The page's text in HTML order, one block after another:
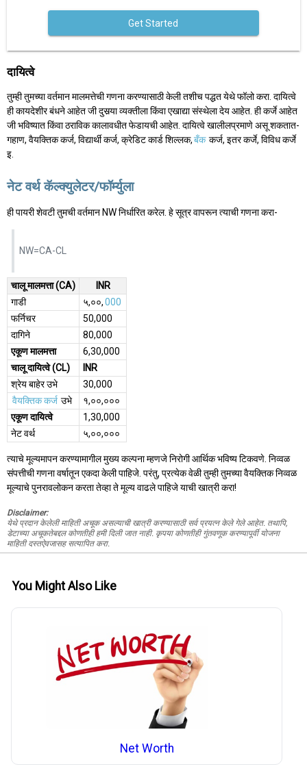
Get Started
दायित्वे
तुम्‍ही तुमच्‍या वर्तमान मालमत्तेची गणना करण्‍यासाठी केली तशीच पद्धत येथे फॉलो करा. दायित्वे
ही कायदेशीर बंधने आहेत जी दुसर्‍या व्यक्तीला किंवा एखाद्या संस्थेला देय आहेत. ही कर्जे आहेत
जी भविष्यात किंवा ठराविक कालावधीत फेडायची आहेत. दायित्वे खालीलप्रमाणे असू शकतात-
गहाण, वैयक्तिक कर्ज, विद्यार्थी कर्ज, क्रेडिट कार्ड शिल्लक,बँक कर्ज, इतर कर्जे, विविध कर्जे
इ.
नेट वर्थ कॅल्क्युलेटर/फॉर्म्युला
ही पायरी शेवटी तुमची वर्तमान NW निर्धारित करेल. हे सूत्र वापरून त्याची गणना करा-
NW=CA-CL
चालू मालमत्ता (CA)
INR
गाडी
५,००,000
फर्निचर
50,000
दागिने
80,000
एकूण मालमत्ता
6,30,000
चालू दायित्वे (CL)
INR
श्रेय बाहेर उभे
30,000
वैयक्तिक कर्ज उभे
१,००,०००
एकूण दायित्वे
1,30,000
नेट वर्थ
५,००,०००
त्याचे मूल्यमापन करण्यामागील मुख्य कल्पना म्हणजे निरोगी आर्थिक भविष्य टिकवणे. निव्वळ
संपत्तीची गणना वर्षातून एकदा केली पाहिजे. परंतु, प्रत्येक वेळी तुम्ही तुमच्या वैयक्तिक निव्वळ
मूल्याचे पुनरावलोकन करता तेव्हा ते मूल्य वाढले पाहिजे याची खात्री करा!
Disclaimer:
येथे प्रदान केलेली माहिती अचूक असल्याची खात्री करण्यासाठी सर्व प्रयत्न केले गेले आहेत. तथापि,
डेटाच्या अचूकतेबद्दल कोणतीही हमी दिली जात नाही. कृपया कोणतीही गुंतवणूक करण्यापूर्वी योजना
माहिती दस्तऐवजासह सत्यापित करा.
You Might Also Like
Net Worth